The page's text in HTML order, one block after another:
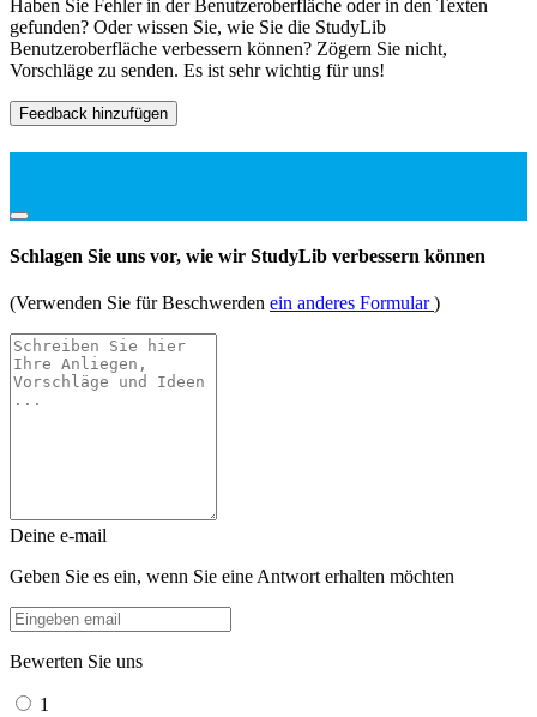
Haben Sie Fehler in der Benutzeroberfläche oder in den Texten
gefunden? Oder wissen Sie, wie Sie die StudyLib
Benutzeroberfläche verbessern können? Zögern Sie nicht,
Vorschläge zu senden. Es ist sehr wichtig für uns!
Feedback hinzufügen
Schlagen Sie uns vor, wie wir StudyLib verbessern können
(Verwenden Sie für Beschwerden ein anderes Formular)
Deine e-mail
Geben Sie es ein, wenn Sie eine Antwort erhalten möchten
Bewerten Sie uns
1